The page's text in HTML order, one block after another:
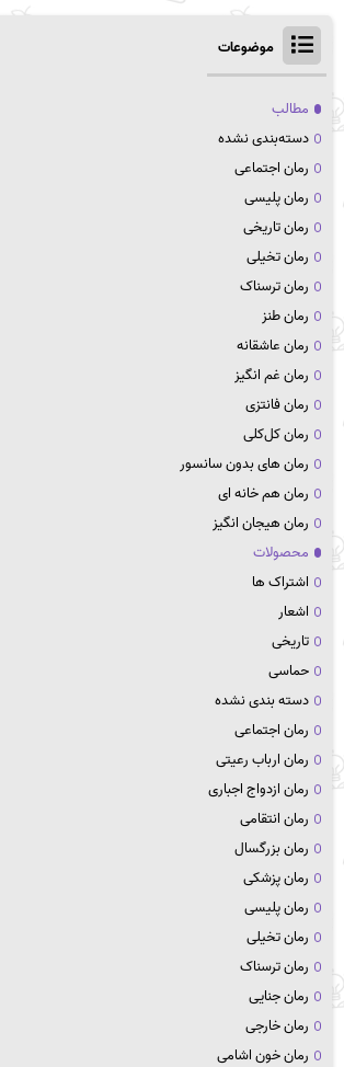
موضوعات
مطالب
دسته‌بندی نشده
رمان اجتماعی
رمان پلیسی
رمان تاریخی
رمان تخیلی
رمان ترسناک
رمان طنز
رمان عاشقانه
رمان غم انگیز
رمان فانتزی
رمان کل‌کلی
رمان های بدون سانسور
رمان هم خانه ای
رمان هیجان انگیز
محصولات
اشتراک ها
اشعار
تاریخی
حماسی
دسته بندی نشده
رمان اجتماعی
رمان ارباب رعیتی
رمان ازدواج اجباری
رمان انتقامی
رمان بزرگسال
رمان پزشکی
رمان پلیسی
رمان تخیلی
رمان ترسناک
رمان جنایی
رمان خارجی
رمان خون اشامی